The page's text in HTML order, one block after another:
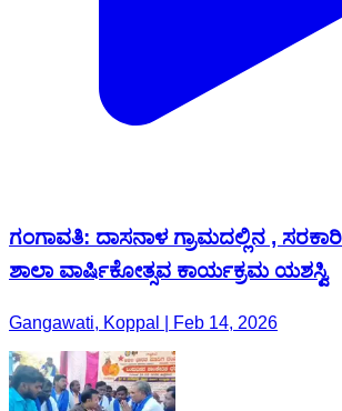
ಗಂಗಾವತಿ: ದಾಸನಾಳ ಗ್ರಾಮದಲ್ಲಿನ ,
ಶಾಲಾ ವಾರ್ಷಿಕೋತ್ಸವ ಕಾರ್ಯಕ್ರಮ ಯಶಸ್ವಿ
Gangawati, Koppal | Feb 14, 2026